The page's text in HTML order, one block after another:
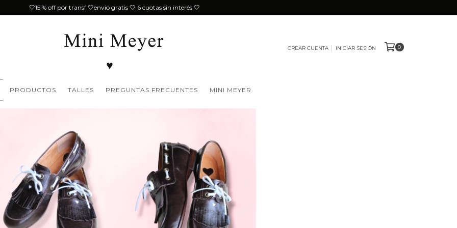
🤍15 % off por transf 🤍envio gratis 🤍 6 cuotas sin interés 🤍
CREAR CUENTA INICIAR SESIÓN 0
PRODUCTOS TALLES PREGUNTAS FRECUENTES MINI MEYER